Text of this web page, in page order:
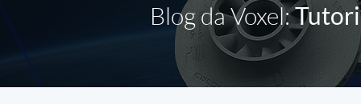
Blog da Voxel: